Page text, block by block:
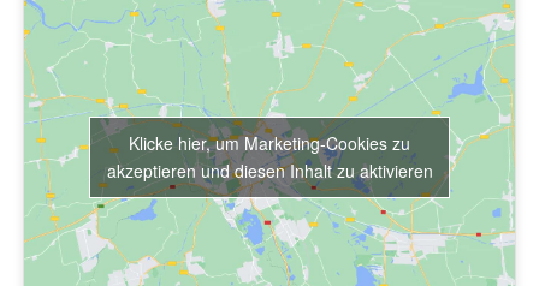
Klicke hier, um Marketing-Cookies zu
akzeptieren und diesen Inhalt zu aktivieren